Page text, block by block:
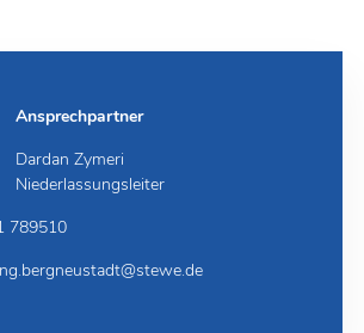
Ansprechpartner
Dardan Zymeri
Niederlassungsleiter
789510